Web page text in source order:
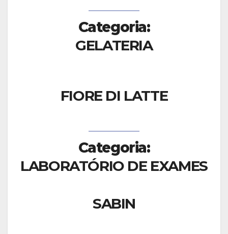
Categoria:
GELATERIA
FIORE DI LATTE
Categoria:
LABORATÓRIO DE EXAMES
SABIN